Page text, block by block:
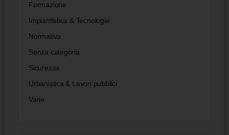
Formazione
Impiantistica & Tecnologie
Normativa
Senza categoria
Sicurezza
Urbanistica & Lavori pubblici
Varie